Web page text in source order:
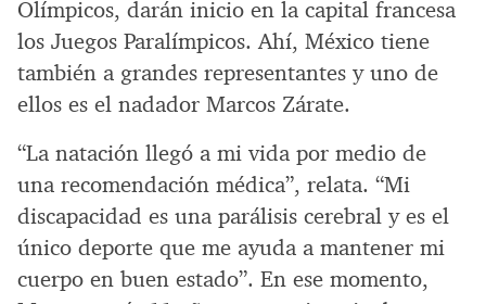
Olímpicos, darán inicio en la capital francesa
los Juegos Paralímpicos. Ahí, México tiene
también a grandes representantes y uno de
ellos es el nadador Marcos Zárate.
“La natación llegó a mi vida por medio de
una recomendación médica”, relata. “Mi
discapacidad es una parálisis cerebral y es el
único deporte que me ayuda a mantener mi
cuerpo en buen estado”. En ese momento,